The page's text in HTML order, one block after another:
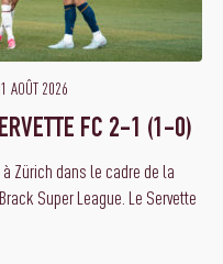
AOÛT 2026
FC 2-1 (1-0)
Zürich dans le cadre de la
Super League. Le Servette